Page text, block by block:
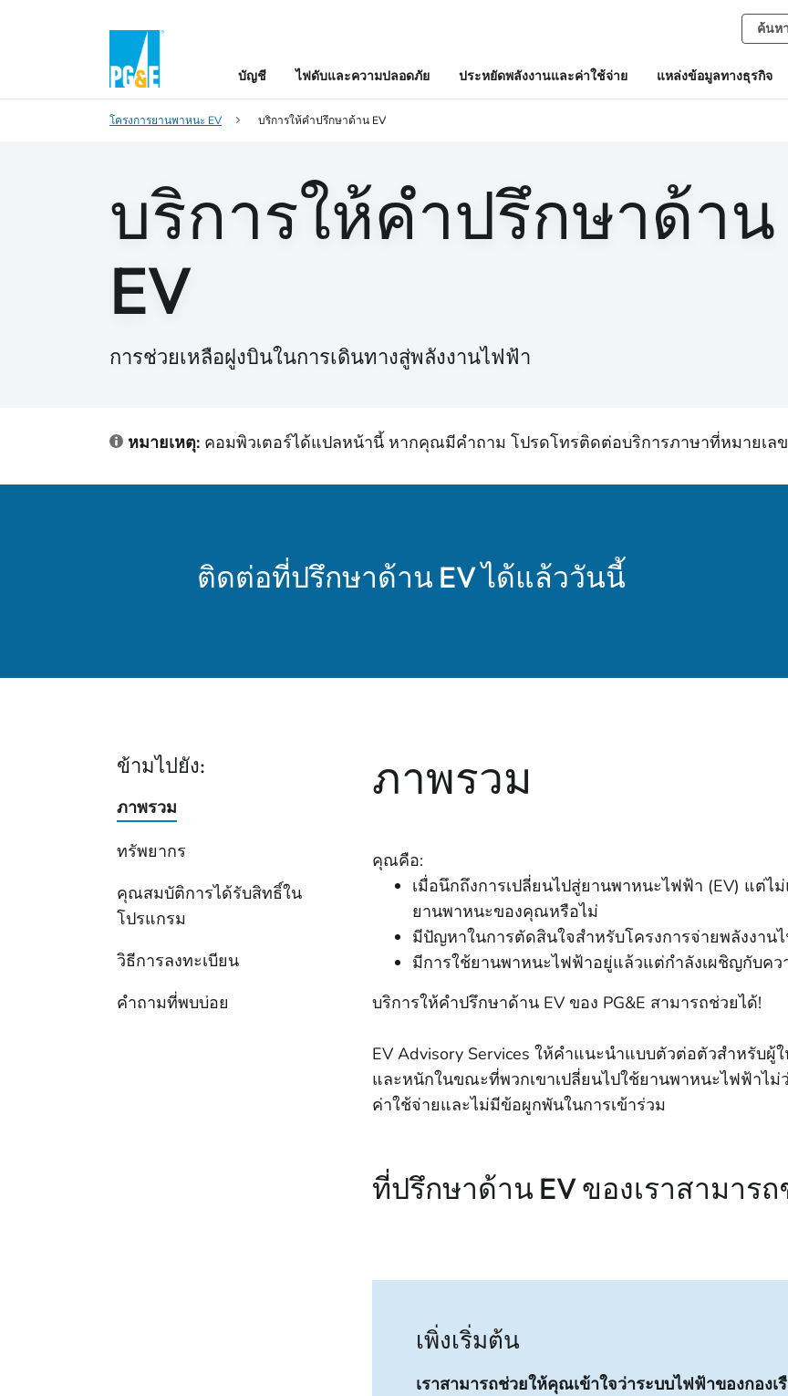
บัญชี ไฟดับและความปลอดภัย ประหยัดพลังงานและค่าใช้จ่าย แหล่งข้อมูลทางธุรกิจ
โครงการยานพาหนะ EV บริการให้คําปรึกษาด้าน EV
บริการให้คําปรึกษาด้าน
EV
การช่วยเหลือฝูงบินในการเดินทางสู่พลังงานไฟฟ้า
หมายเหตุ: คอมพิวเตอร์ได้แปลหน้านี้ หากคุณมีคําถาม โปรดโทรติดต่อบริการภาษาที่หมายเลข
ติดต่อที่ปรึกษาด้าน EV ได้แล้ววันนี้
ข้ามไปยัง:
ภาพรวม
ทรัพยากร
คุณสมบัติการได้รับสิทธิ์ใน
โปรแกรม
วิธีการลงทะเบียน
คำถามที่พบบ่อย
ภาพรวม
คุณคือ:
เมื่อนึกถึงการเปลี่ยนไปสู่ยานพาหนะไฟฟ้า (EV) แต่
ยานพาหนะของคุณหรือไม่
มีปัญหาในการตัดสินใจสําหรับโครงการจ่ายพลังงาน
มีการใช้ยานพาหนะไฟฟ้าอยู่แล้วแต่กําลังเผชิญกับคว
บริการให้คําปรึกษาด้าน EV ของ PG&E สามารถช่วยได้!
EV Advisory Services ให้คําแนะนําแบบตัวต่อตัวสําหรับ
และหนักในขณะที่พวกเขาเปลี่ยนไปใช้ยานพาหนะไฟฟ้าไม่
ค่าใช้จ่ายและไม่มีข้อผูกพันในการเข้าร่วม
ที่ปรึกษาด้าน EV ของเราสามาร
เพิ่งเริ่มต้น
เราสามารถช่วยให้คุณเข้าใจว่าระบบไฟฟ้าของกอง